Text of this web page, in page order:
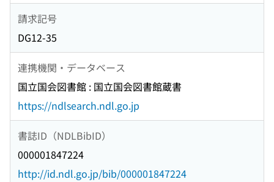
請求記号
DG12-35
連携機関・データベース
国立国会図書館 : 国立国会図書館蔵書
https://ndlsearch.ndl.go.jp
書誌ID（NDLBibID）
000001847224
http://id.ndl.go.jp/bib/000001847224